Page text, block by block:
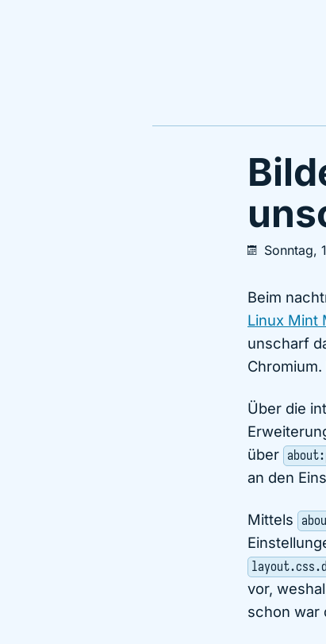
Sonntag,
Beim
Linux Mint
unscharf
Über die
über
an den
Mittels
vor,
schon war